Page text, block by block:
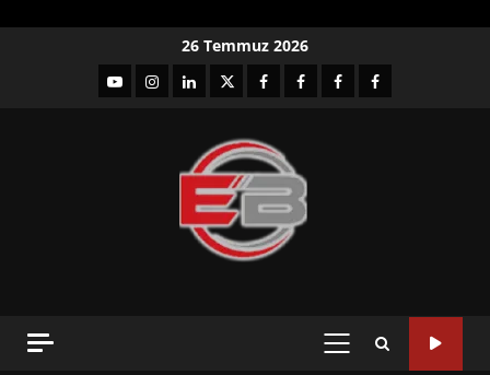
26 Temmuz 2026
YouTubeInstagram
LinkedIntwitterfacebook-Facebook-
Facebook-Facebook-
PRIMARY